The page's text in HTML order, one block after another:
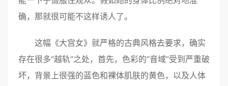
确，那就很可能不这样诱人了。
这幅《大宫女》就严格的古典风格去要求，确实
存在很多“越轨”之处，首先，色彩的“音域”受到严重破
坏，背景上很强的蓝色和裸体肌肤的黄色，以及人体